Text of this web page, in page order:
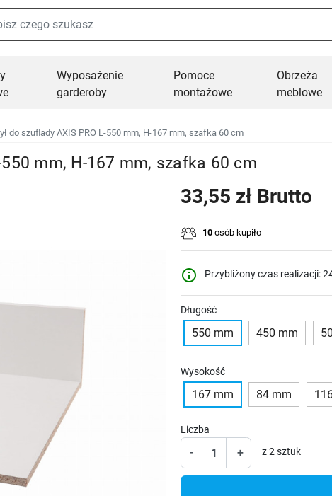
Wyposażenie
garderoby
Pomoce
montażowe
Obrzeża
meblowe
do szuflady AXIS PRO L-550 mm, H-167 mm, szafka 60 cm
mm, H-167 mm, szafka 60 cm
33,55 zł Brutto
10 osób kupiło
info_outline Przybliżony czas realizacji:
Długość
550 mm 450 mm
Wysokość
167 mm 84 mm
Liczba
- + z 2 sztuk